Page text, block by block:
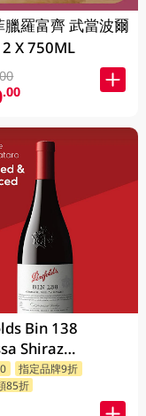
臘羅富齊 武當波爾
X 750ML
.00
Bin 138
Shiraz
Mataro
指定品牌9折
85折